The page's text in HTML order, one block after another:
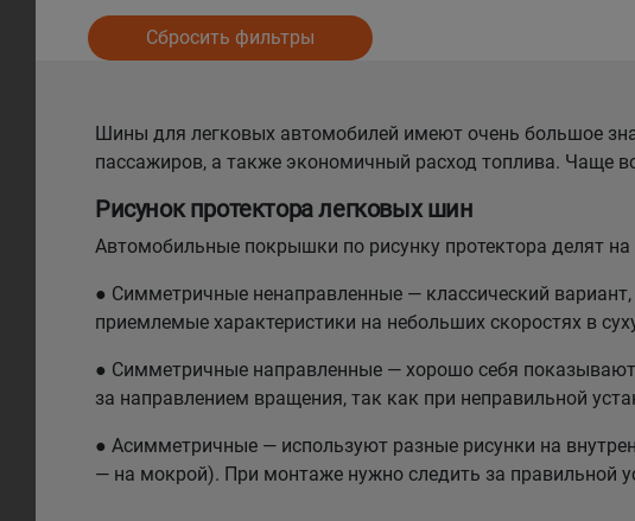
Сбросить фильтры
Шины для легковых автомобилей имеют очень большое
пассажиров, а также экономичный расход топлива. Чаще
Рисунок протектора легковых шин
Автомобильные покрышки по рисунку протектора делят
● Симметричные ненаправленные — классический
приемлемые характеристики на небольших скоростях в
● Симметричные направленные — хорошо себя
за направлением вращения, так как при неправильной
● Асимметричные — используют разные рисунки на
— на мокрой). При монтаже нужно следить за правильной